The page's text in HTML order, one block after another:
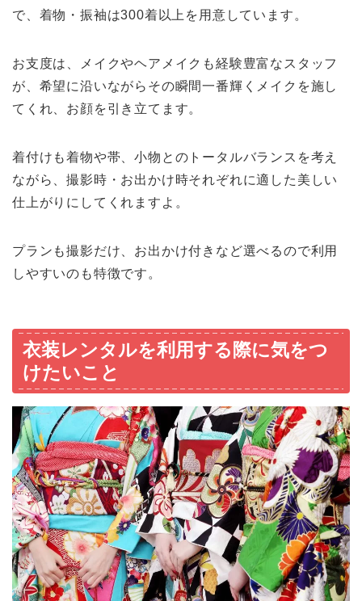
で、着物・振袖は300着以上を用意しています。
お支度は、メイクやヘアメイクも経験豊富なスタッフ
が、希望に沿いながらその瞬間一番輝くメイクを施し
てくれ、お顔を引き立てます。
着付けも着物や帯、小物とのトータルバランスを考え
ながら、撮影時・お出かけ時それぞれに適した美しい
仕上がりにしてくれますよ。
プランも撮影だけ、お出かけ付きなど選べるので利用
しやすいのも特徴です。
衣装レンタルを利用する際に気をつ
けたいこと